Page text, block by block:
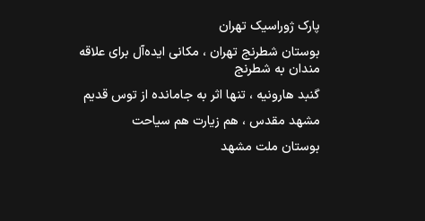
پارک ژوراسیک تهران
بوستان شطرنج تهران ، مکانی ایده‌آل برای علاقه
مندان به شطرنج
گنبد هارونیه ، تنها اثر به جامانده از توس قدیم
مشهد مقدس ، هم زیارت هم سیاحت
بوستان ملت مشهد